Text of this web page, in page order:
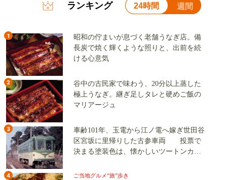
ランキング 24時間 週間
1
昭和の佇まいが息づく老舗うなぎ店。備
長炭で焼く輝くような照りと、出前を続
ける心意気
2
谷中の古民家で味わう、20分以上蒸した
極上うなぎ。継ぎ足しタレと硬めご飯の
マリアージュ
3
車齢101年、玉電から江ノ電へ嫁ぎ世田谷
区宮坂に里帰りした古参車両 投票で
決まる塗装色は、懐かしいツートンカラ
4 ご当地グルメ“旅”歩き